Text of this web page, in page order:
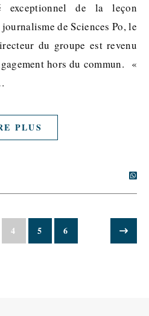
exceptionnel de la leçon
de Sciences Po, le
du groupe est revenu
hors du commun. «
PLUS
4 5 6